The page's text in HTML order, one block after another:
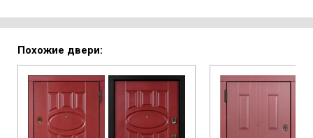
Похожие двери: